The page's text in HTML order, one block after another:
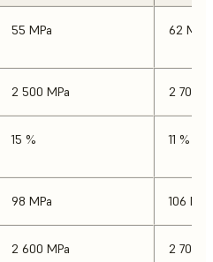
55 MPa 62 MPa
2 500 MPa 2 700
15 % 11 %
98 MPa 106 MPa
2 600 MPa 2 700